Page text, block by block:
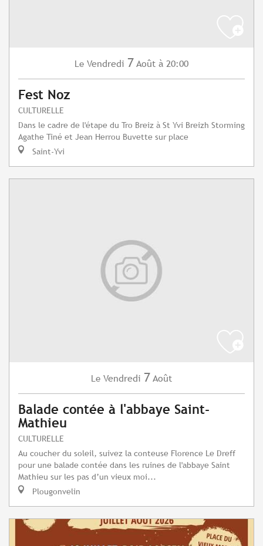
Le Vendredi 7 Août à 20:00
Fest Noz
CULTURELLE
Dans le cadre de l'étape du Tro Breiz à St Yvi Breizh Storming
Agathe Tiné et Jean Herrou Buvette sur place
Saint-Yvi
Le Vendredi 7 Août
Balade contée à l'abbaye Saint-
Mathieu
CULTURELLE
Au coucher du soleil, suivez la conteuse Florence Le Dreff
pour une balade contée dans les ruines de l'abbaye Saint
Mathieu sur les pas d’un vieux moi...
Plougonvelin